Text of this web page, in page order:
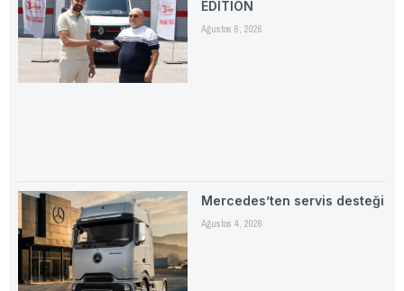
EDITION
Ağustos 6, 2026
Mercedes’ten servis desteği
Ağustos 4, 2026